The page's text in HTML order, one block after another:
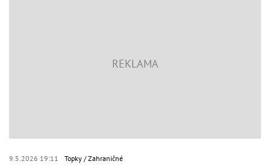
9.5.2026 19:11 Topky Zahraničné